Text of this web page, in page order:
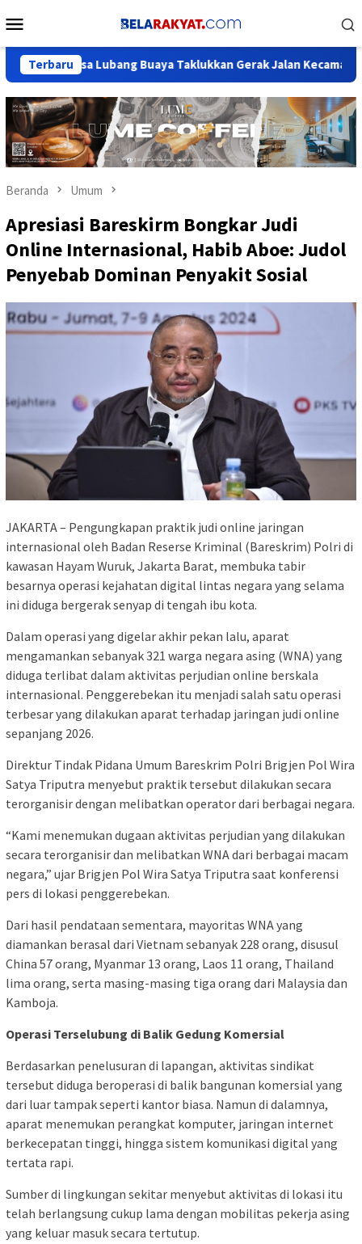
ke
Mobile
Terbaru
Lubang Buaya Taklukkan Gerak Jalan Kecamatan Setu
Beranda Umum
Apresiasi Bareskirm Bongkar Judi
Online Internasional, Habib Aboe: Judol
Penyebab Dominan Penyakit Sosial
JAKARTA – Pengungkapan praktik judi online jaringan
internasional oleh Badan Reserse Kriminal (Bareskrim) Polri di
kawasan Hayam Wuruk, Jakarta Barat, membuka tabir
besarnya operasi kejahatan digital lintas negara yang selama
ini diduga bergerak senyap di tengah ibu kota.
Dalam operasi yang digelar akhir pekan lalu, aparat
mengamankan sebanyak 321 warga negara asing (WNA) yang
diduga terlibat dalam aktivitas perjudian online berskala
internasional. Penggerebekan itu menjadi salah satu operasi
terbesar yang dilakukan aparat terhadap jaringan judi online
sepanjang 2026.
Direktur Tindak Pidana Umum Bareskrim Polri Brigjen Pol Wira
Satya Triputra menyebut praktik tersebut dilakukan secara
terorganisir dengan melibatkan operator dari berbagai negara.
“Kami menemukan dugaan aktivitas perjudian yang dilakukan
secara terorganisir dan melibatkan WNA dari berbagai macam
negara,” ujar Brigjen Pol Wira Satya Triputra saat konferensi
pers di lokasi penggerebekan.
Dari hasil pendataan sementara, mayoritas WNA yang
diamankan berasal dari Vietnam sebanyak 228 orang, disusul
China 57 orang, Myanmar 13 orang, Laos 11 orang, Thailand
lima orang, serta masing-masing tiga orang dari Malaysia dan
Kamboja.
Operasi Terselubung di Balik Gedung Komersial
Berdasarkan penelusuran di lapangan, aktivitas sindikat
tersebut diduga beroperasi di balik bangunan komersial yang
dari luar tampak seperti kantor biasa. Namun di dalamnya,
aparat menemukan perangkat komputer, jaringan internet
berkecepatan tinggi, hingga sistem komunikasi digital yang
tertata rapi.
Sumber di lingkungan sekitar menyebut aktivitas di lokasi itu
telah berlangsung cukup lama dengan mobilitas pekerja asing
yang keluar masuk secara tertutup.